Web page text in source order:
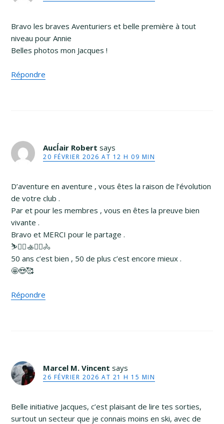
Bravo les braves Aventuriers et belle première à tout
niveau pour Annie
Belles photos mon Jacques !
Répondre
Aucĺair Robert says
20 FÉVRIER 2026 AT 12 H 09 MIN
D’aventure en aventure , vous êtes la raison de l’évolution
de votre club .
Par et pour les membres , vous en êtes la preuve bien
vivante .
Bravo et MERCI pour le partage .
⛷️🚣‍♀️🚣🚴‍♀️🚴
50 ans c’est bien , 50 de plus c’est encore mieux .
🤩😍🥰
Répondre
Marcel M. Vincent says
26 FÉVRIER 2026 AT 21 H 15 MIN
Belle initiative Jacques, c’est plaisant de lire tes sorties,
surtout un secteur que je connais moins en ski, avec de